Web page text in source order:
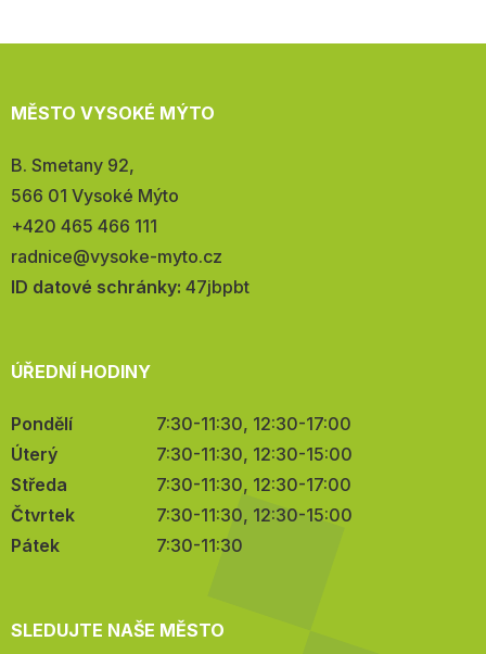
MĚSTO VYSOKÉ MÝTO
Adresa:
B. Smetany 92,
566 01 Vysoké Mýto
Telefon:
+420 465 466 111
E-
mail:
radnice@vysoke-myto.cz
ID datové schránky: 47jbpbt
ÚŘEDNÍ HODINY
Pondělí
7:30-11:30, 12:30-17:00
Úterý
7:30-11:30, 12:30-15:00
Středa
7:30-11:30, 12:30-17:00
Čtvrtek
7:30-11:30, 12:30-15:00
Pátek
7:30-11:30
SLEDUJTE NAŠE MĚSTO